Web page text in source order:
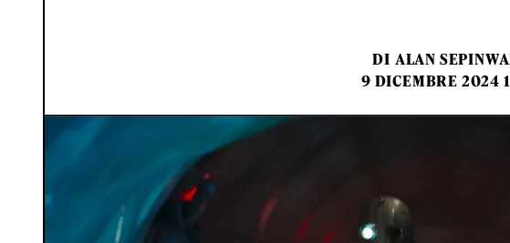
DI ALAN
9 DICEMBRE 2024